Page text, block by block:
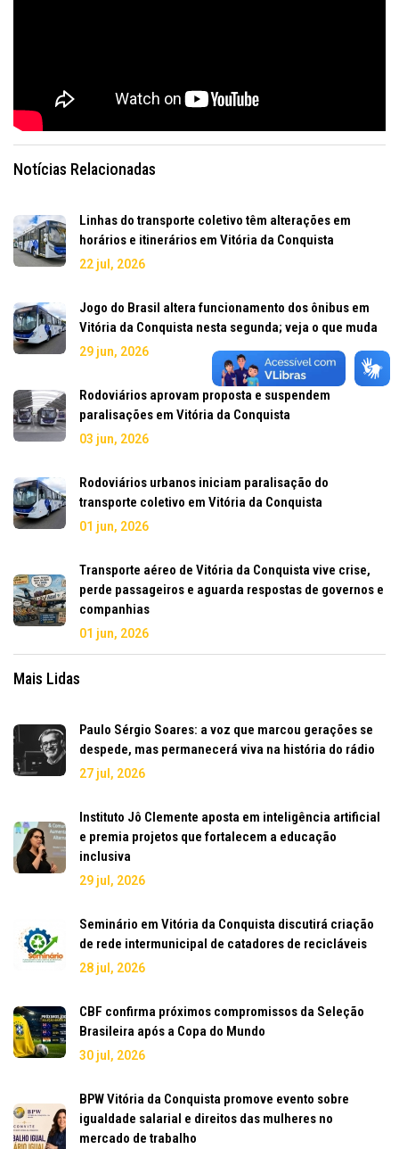
Notícias Relacionadas
Linhas do transporte coletivo têm alterações em
horários e itinerários em Vitória da Conquista
22 jul, 2026
Jogo do Brasil altera funcionamento dos ônibus em
Vitória da Conquista nesta segunda; veja o que muda
29 jun, 2026
Rodoviários aprovam proposta e suspendem
paralisações em Vitória da Conquista
03 jun, 2026
Rodoviários urbanos iniciam paralisação do
transporte coletivo em Vitória da Conquista
01 jun, 2026
Transporte aéreo de Vitória da Conquista vive crise,
perde passageiros e aguarda respostas de governos e
companhias
01 jun, 2026
Mais Lidas
Paulo Sérgio Soares: a voz que marcou gerações se
despede, mas permanecerá viva na história do rádio
27 jul, 2026
Instituto Jô Clemente aposta em inteligência artificial
e premia projetos que fortalecem a educação
inclusiva
29 jul, 2026
Seminário em Vitória da Conquista discutirá criação
de rede intermunicipal de catadores de recicláveis
28 jul, 2026
CBF confirma próximos compromissos da Seleção
Brasileira após a Copa do Mundo
30 jul, 2026
BPW Vitória da Conquista promove evento sobre
igualdade salarial e direitos das mulheres no
mercado de trabalho